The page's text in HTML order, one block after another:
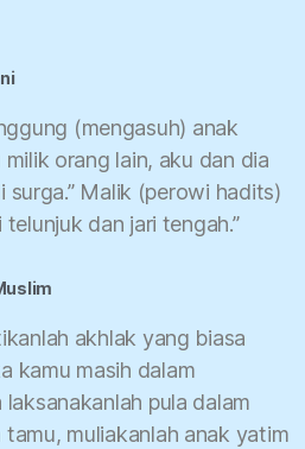
(mengasuh) anak
orang lain, aku dan dia
surga.” Malik (perowi hadits)
dan jari tengah.”
akhlak yang biasa
kamu masih dalam
pula dalam
tamu, muliakanlah anak yatim